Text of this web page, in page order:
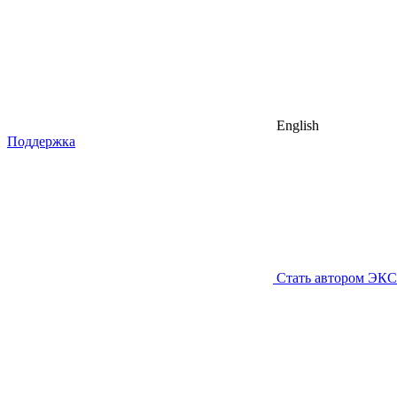
English
Поддержка
Стать автором